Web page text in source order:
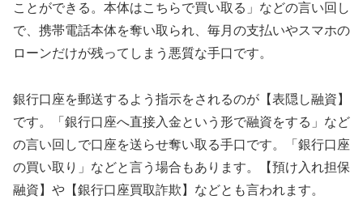
ことができる。本体はこちらで買い取る」などの言い回し
で、携帯電話本体を奪い取られ、毎月の支払いやスマホの
ローンだけが残ってしまう悪質な手口です。
銀行口座を郵送するよう指示をされるのが【表隠し融資】
です。「銀行口座へ直接入金という形で融資をする」など
の言い回しで口座を送らせ奪い取る手口です。「銀行口座
の買い取り」などと言う場合もあります。【預け入れ担保
融資】や【銀行口座買取詐欺】などとも言われます。